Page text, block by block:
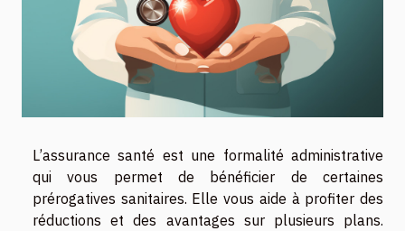
L’assurance santé est une formalité administrative
qui vous permet de bénéficier de certaines
prérogatives sanitaires. Elle vous aide à profiter des
réductions et des avantages sur plusieurs plans.